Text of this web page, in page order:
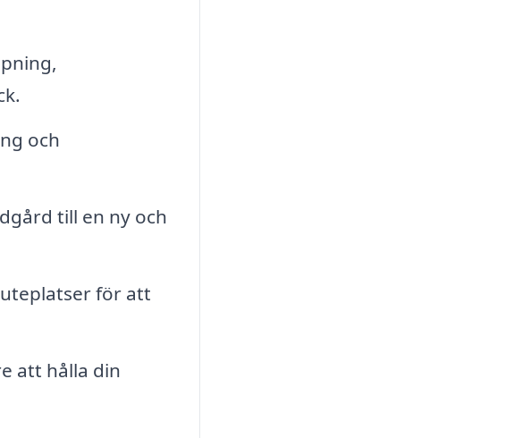
och
till en ny och
för att
att hålla din